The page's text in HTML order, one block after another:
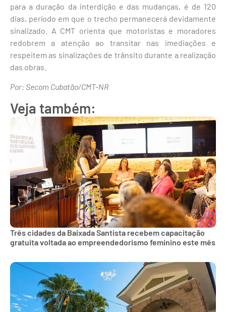
para a duração da interdição e das mudanças, é de 120
dias, período em que o trecho permanecerá devidamente
sinalizado. A CMT orienta que motoristas e moradores
redobrem a atenção ao transitar nas imediações e
respeitem as sinalizações de trânsito durante a realização
das obras.
Por: Secom Cubatão/CMT-NR
Veja também:
Três cidades da Baixada Santista recebem capacitação
gratuita voltada ao empreendedorismo feminino este mês